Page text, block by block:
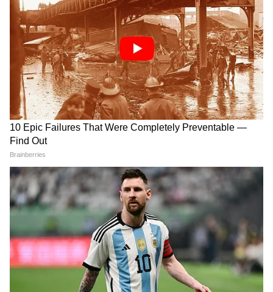
কলকাতায় আরও গুরুত্বপূর্ণ বৈঠকের পরিকল্পনা
করা হয়েছে।
4
9
ফিটমেন্ট ফ্যাক্টর এবং ন্যূনতম বেতন সংক্রান্ত
বিতর্ক
জমা দেওয়ার পোর্টাল: সমস্ত প্রস্তাব বা মতামত
শুধুমাত্র 'অষ্টম কেন্দ্রীয় বেতন কমিশন পোর্টাল'-এর
মাধ্যমে ডিজিটালভাবে গ্রহণ করা হচ্ছে।